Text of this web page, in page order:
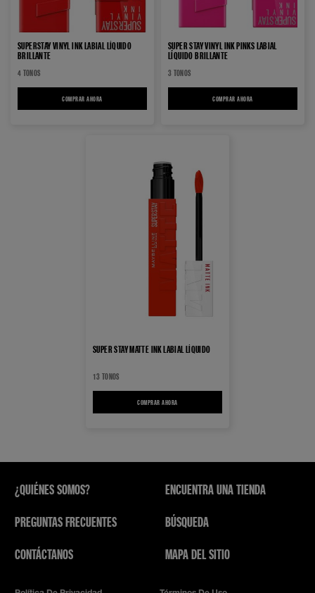
SUPERSTAY VINYL INK LABIAL LÍQUIDO
BRILLANTE
4 TONOS
COMPRAR AHORA SUPERSTAY VINYL INK LABIAL LÍQUIDO BRILLANTE
SUPER STAY VINYL INK PINKS LABIAL
LÍQUIDO BRILLANTE
3 TONOS
COMPRAR AHORA
SUPER STAY MATTE INK LABIAL LÍQUIDO
13 TONOS
COMPRAR AHORA
¿QUIÉNES SOMOS?
PREGUNTAS FRECUENTES
CONTÁCTANOS
ENCUENTRA UNA TIENDA
BÚSQUEDA
MAPA DEL SITIO